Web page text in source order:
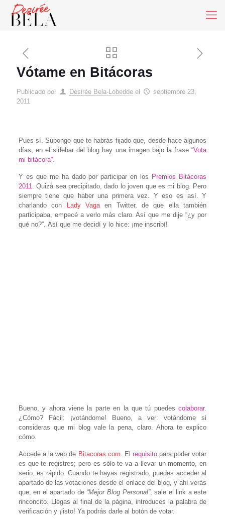
Vótame en Bitácoras
Publicado por Desirée Bela-Lobedde el
septiembre 23,
2011
Pues sí. Supongo que te habrás fijado que, desde hace algunos
días, en el sidebar del blog hay una imagen bajo la frase “Vota
mi bitácora”.
Y es que me ha dado por participar en los Premios Bitácoras
2011. Quizá sea precipitado, dado lo joven que es mi blog. Pero
siempre tiene que haber una primera vez. Y eso es así. Y
charlando con
Lady Vagaen Twitter, de que ella también
participaba, empecé a verlo más claro. Así que me dije “¿y por
qué no?”. Así que me decidí y lo hice: ¡me inscribí!
Bueno, y ahora viene la parte en la que tú puedescolaborar.
¿Cómo? Fácil: ¡votándome! Bueno, a ver: votándome si
consideras que mi blog vale la pena, claro. Ahora te explico
cómo.
Accede a la web de Bitacoras.com. El requisitopara poder votar
es que te registres; pero es sólo te va a llevar un momento, en
serio, es rápido. Cuando te hayas registrado, puedes acceder al
apartado de las votaciones desde el enlace del blog, y ahí verás
que, en el apartado de “Mejor Blog Personal”, sale el link a este
rinconcito. Llegas al final de la página, introduces la palabra de
verificación y ¡listo! Ya podrás darle al botón de votar.